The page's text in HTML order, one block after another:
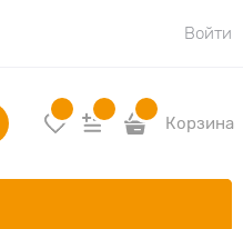
Войти
Корзина